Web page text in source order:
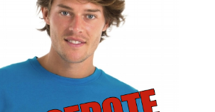
– Motive selber gestalten und
Kaufen selber gestalten und